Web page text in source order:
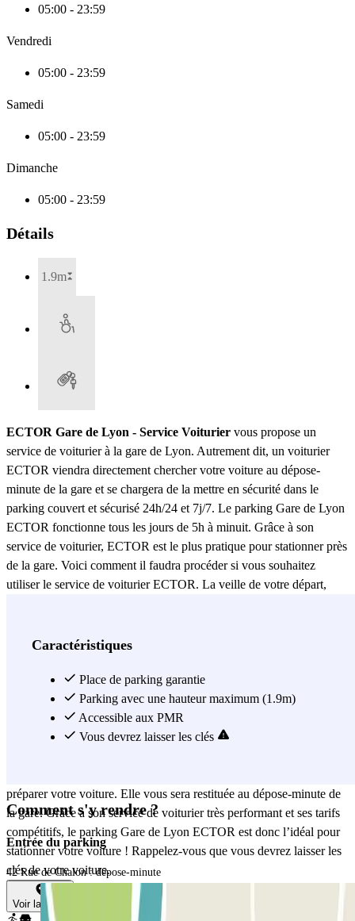
05:00 - 23:59
Vendredi
05:00 - 23:59
Samedi
05:00 - 23:59
Dimanche
05:00 - 23:59
Détails
1.9m
ECTOR Gare de Lyon - Service Voiturier vous propose un
service de voiturier à la gare de Lyon. Autrement dit, un voiturier
ECTOR viendra directement chercher votre voiture au dépose-
minute de la gare et se chargera de la mettre en sécurité dans le
parking couvert et sécurisé 24h/24 et 7j/7. Le parking Gare de Lyon
ECTOR fonctionne tous les jours de 5h à minuit. Grâce à son
service de voiturier, ECTOR est le plus pratique pour stationner près
de la gare. Voici comment il faudra procéder si vous souhaitez
utiliser le service de voiturier ECTOR. La veille de votre départ,
venu, appelez ce dernier environ un quart d’heure avant d’arriver à
portent tous une veste jaune avec le nom « ECTOR » marqué
dessus. Laissez-lui les clés de votre voiture : vous n’aurez qu’à
prendre le train depuis la gare de Lyon. Au retour, même procédé :
vous recevrez un SMS la veille de votre arrivée avec les
préparer votre voiture. Elle vous sera restituée au dépose-minute de
la gare. Grâce à son service de voiturier très performant et ses tarifs
compétitifs, le parking Gare de Lyon ECTOR est donc l’idéal pour
stationner votre voiture ! Rappelez-vous que vous devrez laisser les
clés de votre voiture.
Voir plus
Caractéristiques
Place de parking garantie
Parking avec une hauteur maximum (1.9m)
Accessible aux PMR
Vous devrez laisser les clés
Comment s'y rendre ?
Entrée du parking
42 Rue de Chalon : dépose-minute
Voir la carte